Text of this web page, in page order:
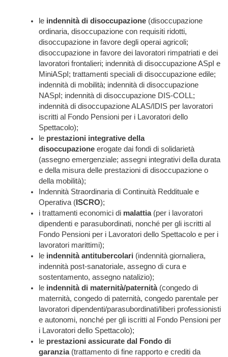
le indennità di disoccupazione(disoccupazione
ordinaria, disoccupazione con requisiti ridotti,
disoccupazione in favore degli operai agricoli;
disoccupazione in favore dei lavoratori rimpatriati e dei
lavoratori frontalieri; indennità di disoccupazione ASpI e
MiniASpI; trattamenti speciali di disoccupazione edile;
indennità di mobilità; indennità di disoccupazione
NASpI; indennità di disoccupazione DIS-COLL;
indennità di disoccupazione ALAS/IDIS per lavoratori
iscritti al Fondo Pensioni per i Lavoratori dello
Spettacolo);
le prestazioni integrative della
disoccupazioneerogate dai fondi di solidarietà
(assegno emergenziale; assegni integrativi della durata
e della misura delle prestazioni di disoccupazione o
della mobilità);
Indennità Straordinaria di Continuità Reddituale e
Operativa (ISCRO);
i trattamenti economici di malattia(per i lavoratori
dipendenti e parasubordinati, nonché per gli iscritti al
Fondo Pensioni per i Lavoratori dello Spettacolo e per i
lavoratori marittimi);
le indennità antitubercolari (indennità giornaliera,
indennità post-sanatoriale, assegno di cura e
sostentamento, assegno natalizio);
le indennità di maternità/paternità(congedo di
maternità, congedo di paternità, congedo parentale per
lavoratori dipendenti/parasubordinati/liberi professionisti
e autonomi, nonché per gli iscritti al Fondo Pensioni per
i Lavoratori dello Spettacolo);
le prestazioni assicurate dal Fondo di
garanzia(trattamento di fine rapporto e crediti da